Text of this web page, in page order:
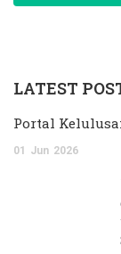
LATEST
Portal
01 Jun 2026